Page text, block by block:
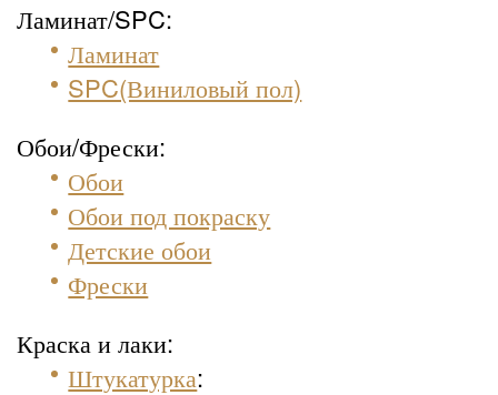
Ламинат/SPC:
Ламинат
SPC(Виниловый пол)
Обои/Фрески:
Обои
Обои под покраску
Детские обои
Фрески
Краска и лаки:
Штукатурка: